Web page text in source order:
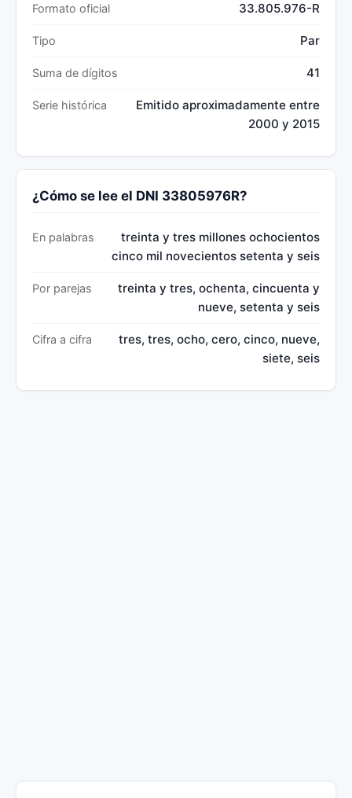
Formato oficial 33.805.976-R
Tipo Par
Suma de dígitos 41
Serie histórica
Emitido aproximadamente entre
2000 y 2015
¿Cómo se lee el DNI 33805976R?
En palabras
treinta y tres millones ochocientos
cinco mil novecientos setenta y seis
Por parejas
treinta y tres, ochenta, cincuenta y
nueve, setenta y seis
Cifra a cifra
tres, tres, ocho, cero, cinco, nueve,
siete, seis